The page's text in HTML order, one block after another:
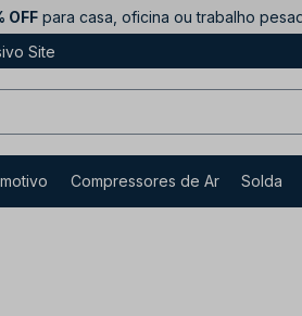
OFF para casa, oficina ou trabalho
Site
Compressores de Ar Solda